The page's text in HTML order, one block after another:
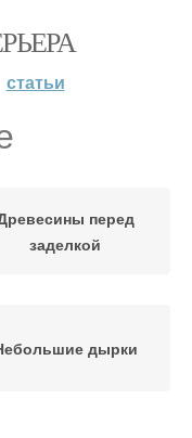
статьи
перед
заделкой
дырки